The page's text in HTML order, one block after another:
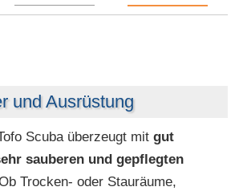
und Ausrüstung
Scuba überzeugt mit gut
sauberen und gepflegten
Trocken- oder Stauräume,